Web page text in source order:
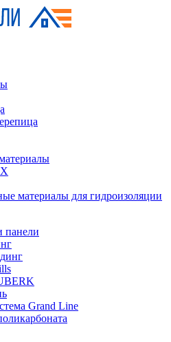
материалы для гидроизоляции
панели
Grand Line